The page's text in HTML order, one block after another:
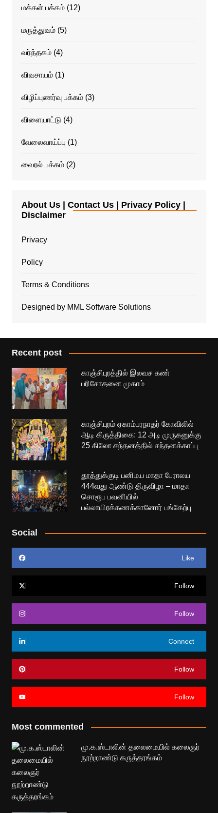
மக்கள் பக்கம்(12)
மருத்துவம்(5)
வர்த்தகம்(4)
விவசாயம்(1)
விழிப்புணர்வு பக்கம்(3)
விளையாட்டு (4)
வேலைவாய்ப்பு (1)
வைரல் பக்கம்(2)
About Us | Contact Us | Privacy Policy |
Disclaimer
Privacy
Policy
Terms & Conditions
Designed by MML Software Solutions
Recent post
காஞ்சிபுரத்தில் இலவச கண்
பரிசோதனை முகாம்
காஞ்சிபுரம் ஏகாம்பரநாதர் கோவிலில்
ஆடி கிருத்திகை: 12 அடி முருகனுக்கு
25 கிலோ சந்தனத்தில் சந்தனக்காப்பு
தூத்துக்குடி பனிமய மாதா பேராலய
444வது ஆண்டு திருவிழா – மாதா
சொரூப பவனியில்
பல்லாயிரக்கணக்கானோர் பங்கேற்பு
Social
Like
Follow
Follow
Connect
Follow
Follow
Most commented
மு.க.ஸ்டாலின் தலைமையில் கலைஞர்
நூற்றாண்டு கருத்தரங்கம்